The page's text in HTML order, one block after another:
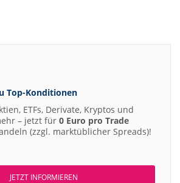
Top-Konditionen
ETFs, Derivate, Kryptos und
– jetzt für 0 Euro pro Trade
(zzgl. marktüblicher Spreads)!
JETZT INFORMIEREN